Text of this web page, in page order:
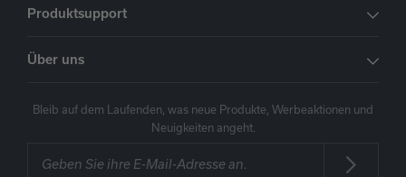
Produktsupport
Über uns
Bleib auf dem Laufenden, was neue Produkte, Werbeaktionen und
Neuigkeiten angeht.